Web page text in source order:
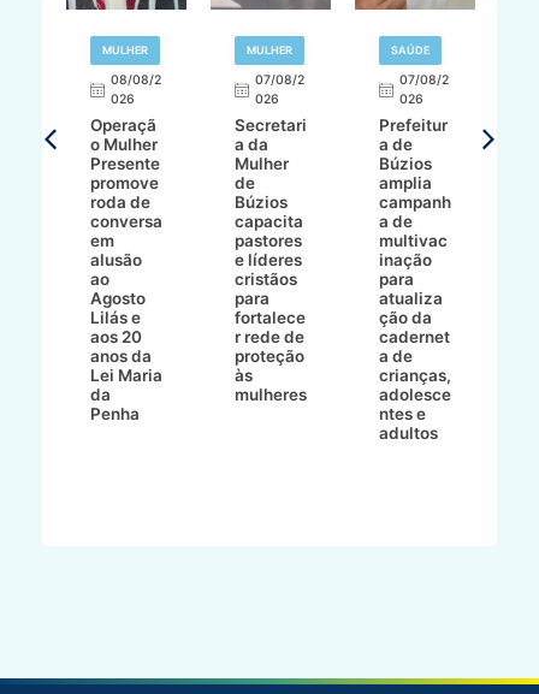
MULHER
08/08/2
026
Operaçã
o Mulher
Presente
promove
roda de
conversa
em
alusão
ao
Agosto
Lilás e
aos 20
anos da
Lei Maria
da
Penha
MULHER
07/08/2
026
Secretari
a da
Mulher
de
Búzios
capacita
pastores
e líderes
cristãos
para
fortalece
r rede de
proteção
às
mulheres
SAÚDE
07/08/2
026
Prefeitur
a de
Búzios
amplia
campanh
a de
multivac
inação
para
atualiza
ção da
cadernet
a de
crianças,
adolesce
ntes e
adultos